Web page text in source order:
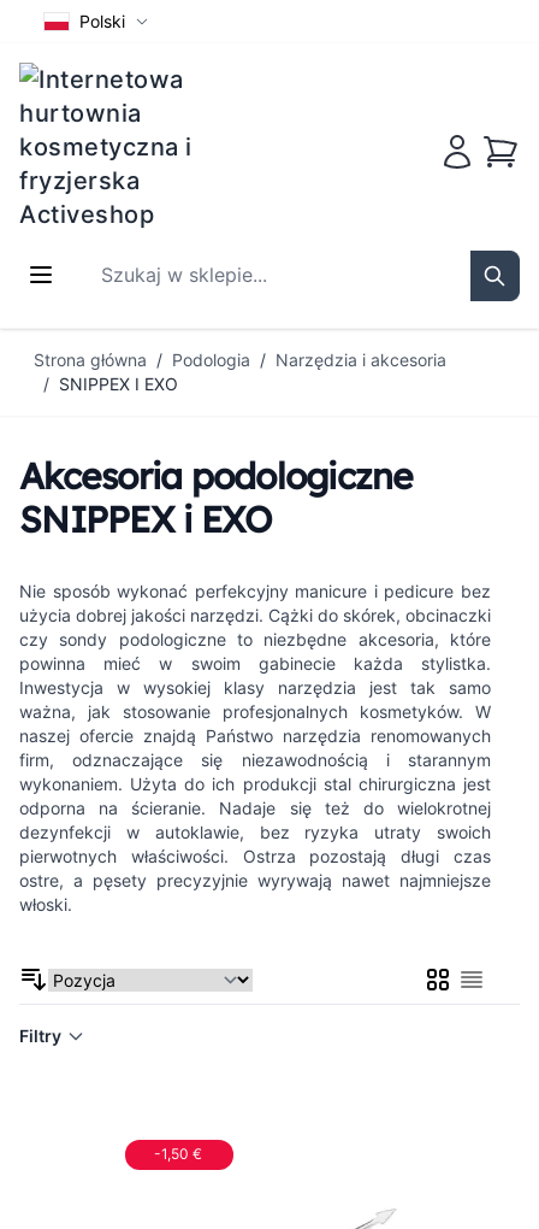
Polski
Szukaj w sklepie...
Strona główna / Podologia / Narzędzia i akcesoria
/ SNIPPEX I EXO
Akcesoria podologiczne
SNIPPEX i EXO
Nie sposób wykonać perfekcyjny manicure i pedicure bez
użycia dobrej jakości narzędzi. Cążki do skórek, obcinaczki
czy sondy podologiczne to niezbędne akcesoria, które
powinna mieć w swoim gabinecie każda stylistka.
Inwestycja w wysokiej klasy narzędzia jest tak samo
ważna, jak stosowanie profesjonalnych kosmetyków. W
naszej ofercie znajdą Państwo narzędzia renomowanych
firm, odznaczające się niezawodnością i starannym
wykonaniem. Użyta do ich produkcji stal chirurgiczna jest
odporna na ścieranie. Nadaje się też do wielokrotnej
dezynfekcji w autoklawie, bez ryzyka utraty swoich
pierwotnych właściwości. Ostrza pozostają długi czas
ostre, a pęsety precyzyjnie wyrywają nawet najmniejsze
włoski.
SiatkaLista
Filtry
-1,50 €